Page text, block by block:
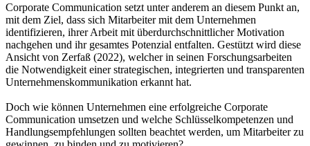
Corporate Communication setzt unter anderem an diesem Punkt an,
mit dem Ziel, dass sich Mitarbeiter mit dem Unternehmen
identifizieren, ihrer Arbeit mit überdurchschnittlicher Motivation
nachgehen und ihr gesamtes Potenzial entfalten. Gestützt wird diese
Ansicht von Zerfaß (2022), welcher in seinen Forschungsarbeiten
die Notwendigkeit einer strategischen, integrierten und transparenten
Unternehmenskommunikation erkannt hat.
Doch wie können Unternehmen eine erfolgreiche Corporate
Communication umsetzen und welche Schlüsselkompetenzen und
Handlungsempfehlungen sollten beachtet werden, um Mitarbeiter zu